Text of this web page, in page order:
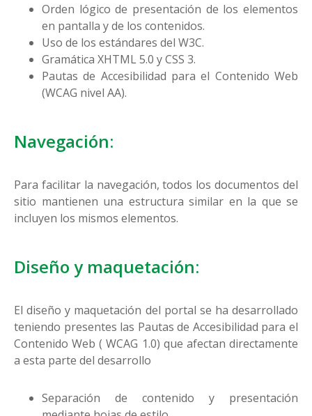
Orden lógico de presentación de los elementos
en pantalla y de los contenidos.
Uso de los estándares del W3C.
Gramática XHTML 5.0 y CSS 3.
Pautas de Accesibilidad para el Contenido Web
(WCAG nivel AA).
Navegación:
Para facilitar la navegación, todos los documentos del
sitio mantienen una estructura similar en la que se
incluyen los mismos elementos.
Diseño y maquetación:
El diseño y maquetación del portal se ha desarrollado
teniendo presentes las Pautas de Accesibilidad para el
Contenido Web ( WCAG 1.0) que afectan directamente
a esta parte del desarrollo
Separación de contenido y presentación